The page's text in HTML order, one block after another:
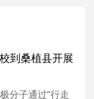
到桑植县开展
分子通过“行走